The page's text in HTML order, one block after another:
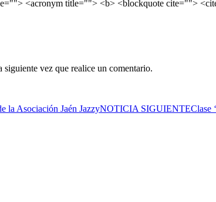
<acronym title=""> <b> <blockquote cite="">
vez que realice un comentario.
la Asociación Jaén JazzyNOTICIA SIGUIENTEClase